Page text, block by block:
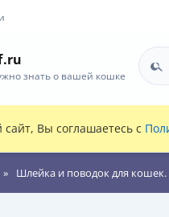
знать о вашей кошке
Вы соглашаетесь с
Шлейка и поводок для кошек.